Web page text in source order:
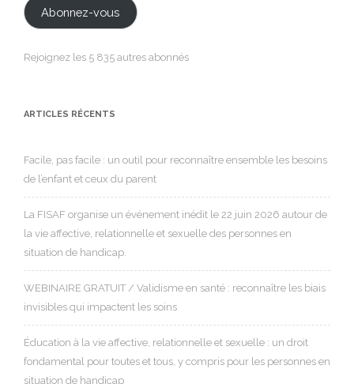
Abonnez-vous
Rejoignez les 5 835 autres abonnés
ARTICLES RÉCENTS
Facile, pas facile : un outil pour reconnaître ensemble les besoins
de l’enfant et ceux du parent
La FISAF organise un événement inédit le 22 juin 2026 autour de
la vie affective, relationnelle et sexuelle des personnes en
situation de handicap.
WEBINAIRE GRATUIT / Validisme en santé : reconnaître les biais
invisibles qui impactent les soins
Éducation à la vie affective, relationnelle et sexuelle : un droit
fondamental pour toutes et tous, y compris pour les personnes en
situation de handicap